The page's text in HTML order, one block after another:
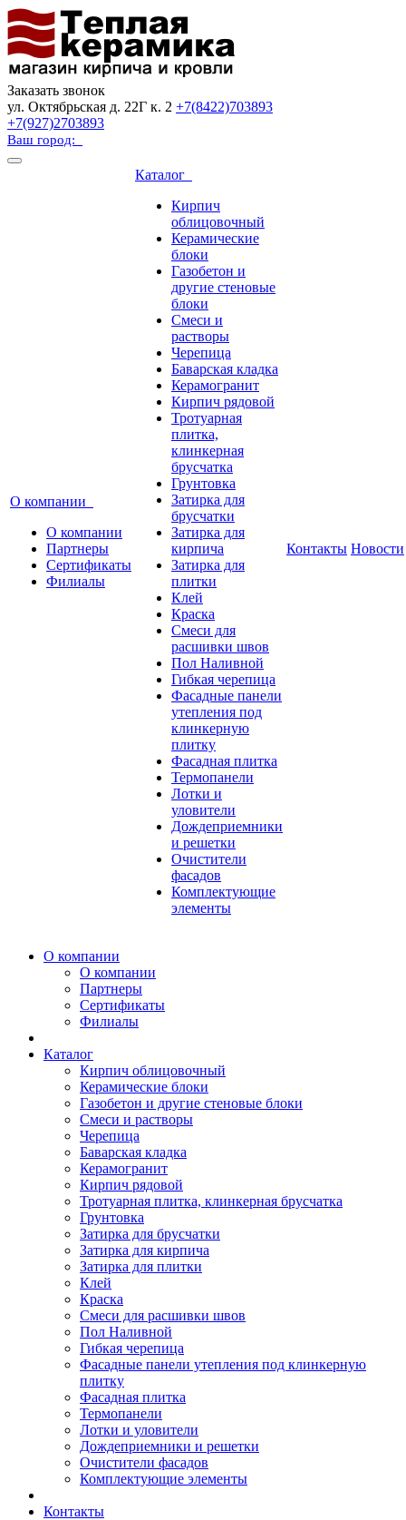
Заказать звонок
ул. Октябрьская д. 22Г к. 2 +7(8422)703893
+7(927)2703893
Ваш город:
О компании
О компании
Партнеры
Сертификаты
Филиалы
Каталог
Кирпич
облицовочный
Керамические
блоки
Газобетон и
другие стеновые
блоки
Смеси и
растворы
Черепица
Баварская кладка
Керамогранит
Кирпич рядовой
Тротуарная
плитка,
клинкерная
брусчатка
Грунтовка
Затирка для
брусчатки
Затирка для
кирпича
Затирка для
плитки
Клей
Краска
Смеси для
расшивки швов
Пол Наливной
Гибкая черепица
Фасадные панели
утепления под
клинкерную
плитку
Фасадная плитка
Термопанели
Лотки и
уловители
Дождеприемники
и решетки
Очистители
фасадов
Комплектующие
элементы
Контакты Новости
О компании
О компании
Партнеры
Сертификаты
Филиалы
Каталог
Кирпич облицовочный
Керамические блоки
Газобетон и другие стеновые блоки
Смеси и растворы
Черепица
Баварская кладка
Керамогранит
Кирпич рядовой
Тротуарная плитка, клинкерная брусчатка
Грунтовка
Затирка для брусчатки
Затирка для кирпича
Затирка для плитки
Клей
Краска
Смеси для расшивки швов
Пол Наливной
Гибкая черепица
Фасадные панели утепления под клинкерную
плитку
Фасадная плитка
Термопанели
Лотки и уловители
Дождеприемники и решетки
Очистители фасадов
Комплектующие элементы
Контакты